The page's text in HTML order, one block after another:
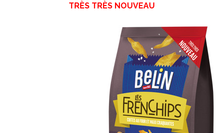
TRÈS TRÈS NOUVEAU